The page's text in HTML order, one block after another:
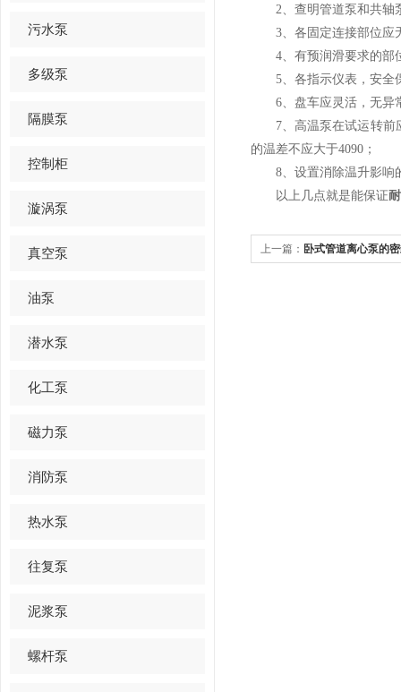
污水泵
多级泵
隔膜泵
控制柜
漩涡泵
真空泵
油泵
潜水泵
化工泵
磁力泵
消防泵
热水泵
往复泵
泥浆泵
螺杆泵
2、查明管道泵和共轴
3、各固定连接部位应无
4、有预润滑要求的部
5、各指示仪表，安全
6、盘车应灵活，无异
7、高温泵在试运转前应
的温差不应大于4090；
8、设置消除温升影响的
以上几点就是能保证
上一篇： 卧式管道离心泵的